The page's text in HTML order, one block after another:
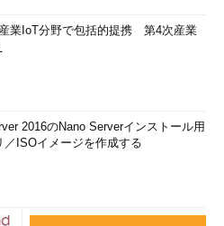
業IoT分野で包括的提携 第4次産業
2016のNano Serverインストール用
／ISOイメージを作成する